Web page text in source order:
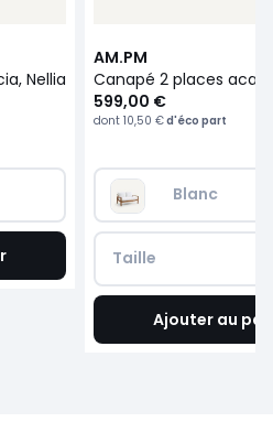
Nellia
AM.PM
Canapé 2 places
599,00 €
dont10,50 €d'éco part
Blanc
Taille
Ajouter au